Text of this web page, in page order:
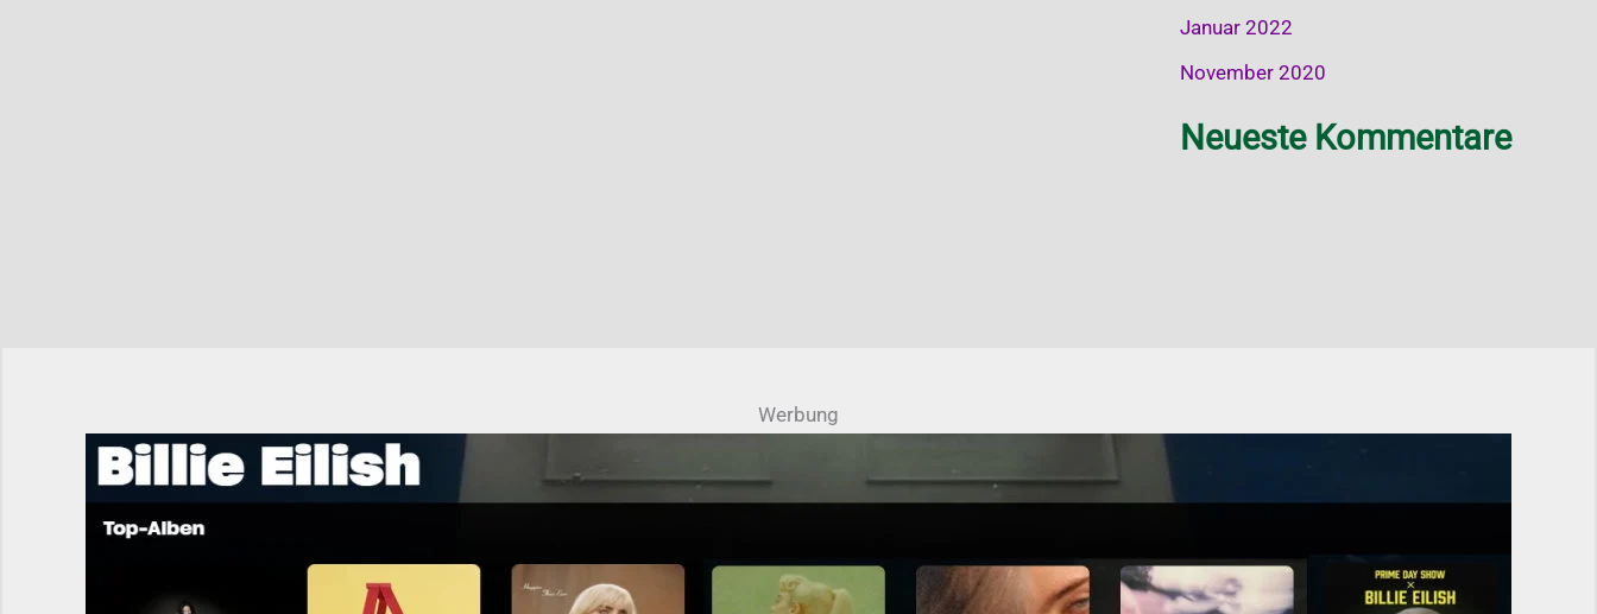
Januar 2022
November 2020
Neueste Kommentare
Werbung